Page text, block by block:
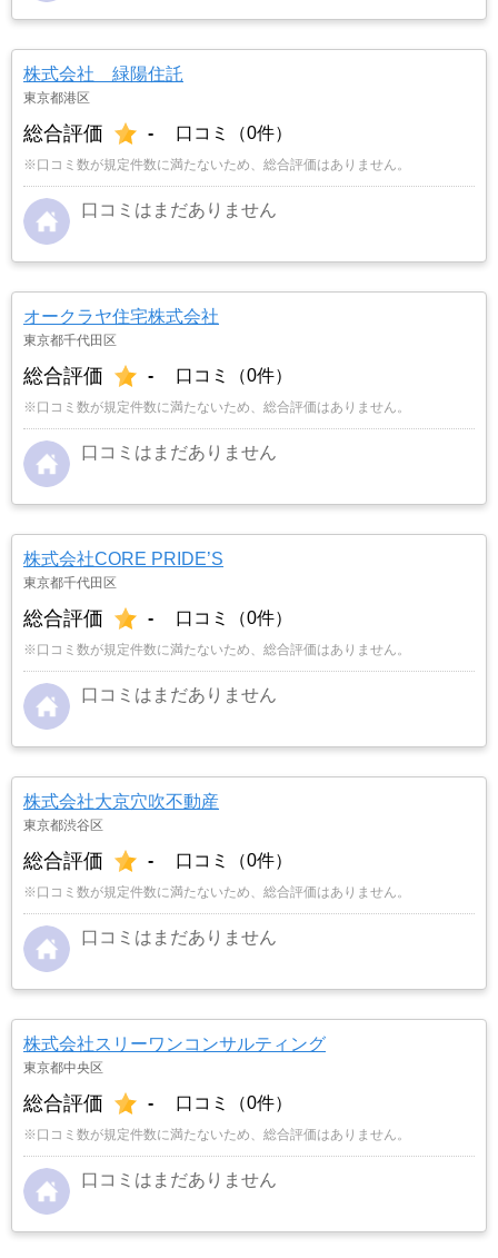
株式会社 緑陽住託
東京都港区
総合評価 - 口コミ（0件）
※口コミ数が規定件数に満たないため、総合評価はありません。
口コミはまだありません
オークラヤ住宅株式会社
東京都千代田区
総合評価 - 口コミ（0件）
※口コミ数が規定件数に満たないため、総合評価はありません。
口コミはまだありません
株式会社CORE PRIDE’S
東京都千代田区
総合評価 - 口コミ（0件）
※口コミ数が規定件数に満たないため、総合評価はありません。
口コミはまだありません
株式会社大京穴吹不動産
東京都渋谷区
総合評価 - 口コミ（0件）
※口コミ数が規定件数に満たないため、総合評価はありません。
口コミはまだありません
株式会社スリーワンコンサルティング
東京都中央区
総合評価 - 口コミ（0件）
※口コミ数が規定件数に満たないため、総合評価はありません。
口コミはまだありません